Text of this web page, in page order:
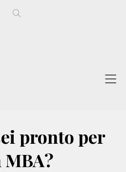
pronto per